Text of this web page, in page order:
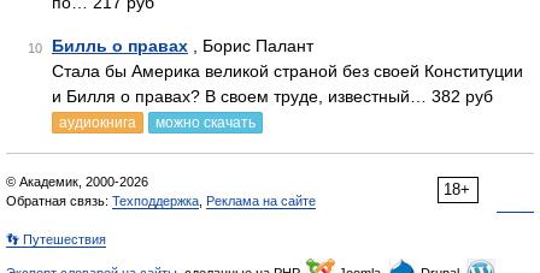
10 Билль о правах , Борис Палант
Стала бы Америка великой страной без своей Конституции
и Билля о правах? В своем труде, известный… 382 руб
аудиокнига можно скачать
18+
© Академик, 2000-2026
Обратная связь: Техподдержка Реклама на сайте
👣 Путешествия